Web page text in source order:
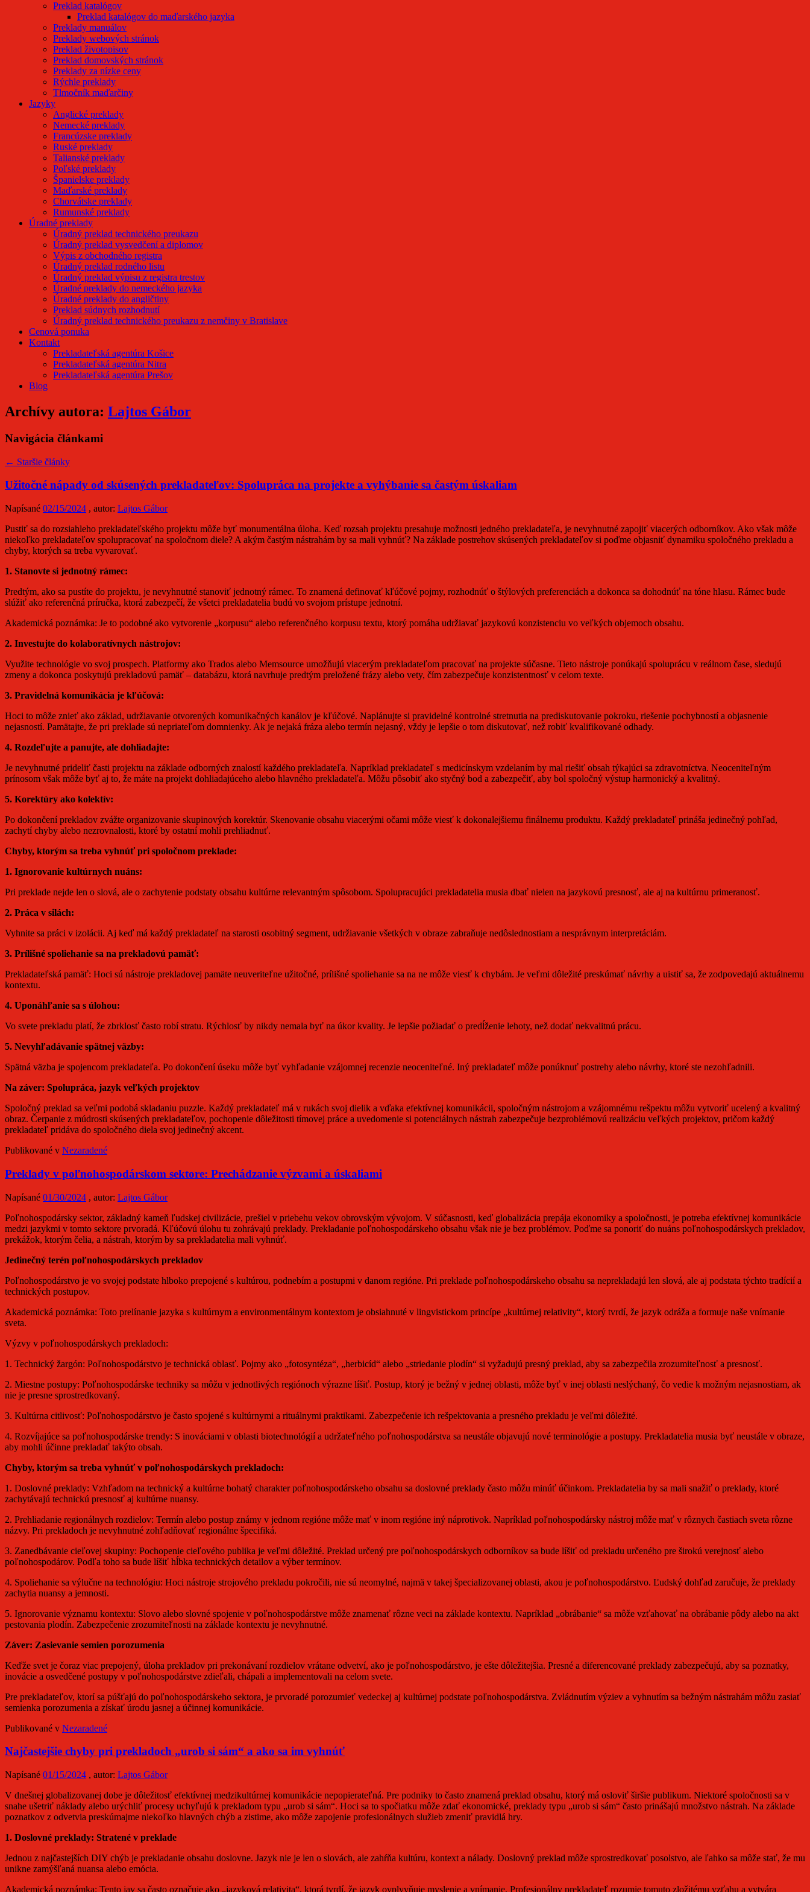
Preklad katalógov
Preklad katalógov do maďarského jazyka
Preklady manuálov
Preklady webových stránok
Preklad životopisov
Preklad domovských stránok
Preklady za nízke ceny
Rýchle preklady
Tlmočník maďarčiny
Jazyky
Anglické preklady
Nemecké preklady
Francúzske preklady
Ruské preklady
Talianské preklady
Poľské preklady
Španielske preklady
Maďarské preklady
Chorvátske preklady
Rumunské preklady
Úradné preklady
Úradný preklad technického preukazu
Úradný preklad vysvedčení a diplomov
Výpis z obchodného registra
Úradný preklad rodného listu
Úradný preklad výpisu z registra trestov
Úradné preklady do nemeckého jazyka
Úradné preklady do angličtiny
Preklad súdnych rozhodnutí
Úradný preklad technického preukazu z nemčiny v Bratislave
Cenová ponuka
Kontakt
Prekladateľská agentúra Košice
Prekladateľská agentúra Nitra
Prekladateľská agentúra Prešov
Blog
Archívy autora: Lajtos Gábor
Navigácia článkami
← Staršie články
Užitočné nápady od skúsených prekladateľov: Spolupráca na projekte a vyhýbanie sa častým úskaliam
Napísané 02/15/2024 , autor: Lajtos Gábor
Pustiť sa do rozsiahleho prekladateľského projektu môže byť monumentálna úloha. Keď rozsah projektu presahuje možnosti jedného prekladateľa, je nevyhnutné zapojiť viacerých odborníkov. Ako však môže
niekoľko prekladateľov spolupracovať na spoločnom diele? A akým častým nástrahám by sa mali vyhnúť? Na základe postrehov skúsených prekladateľov si poďme objasniť dynamiku spoločného prekladu a
chyby, ktorých sa treba vyvarovať.
1. Stanovte si jednotný rámec:
Predtým, ako sa pustíte do projektu, je nevyhnutné stanoviť jednotný rámec. To znamená definovať kľúčové pojmy, rozhodnúť o štýlových preferenciách a dokonca sa dohodnúť na tóne hlasu. Rámec bude
slúžiť ako referenčná príručka, ktorá zabezpečí, že všetci prekladatelia budú vo svojom prístupe jednotní.
Akademická poznámka: Je to podobné ako vytvorenie „korpusu“ alebo referenčného korpusu textu, ktorý pomáha udržiavať jazykovú konzistenciu vo veľkých objemoch obsahu.
2. Investujte do kolaboratívnych nástrojov:
Využite technológie vo svoj prospech. Platformy ako Trados alebo Memsource umožňujú viacerým prekladateľom pracovať na projekte súčasne. Tieto nástroje ponúkajú spoluprácu v reálnom čase, sledujú
zmeny a dokonca poskytujú prekladovú pamäť – databázu, ktorá navrhuje predtým preložené frázy alebo vety, čím zabezpečuje konzistentnosť v celom texte.
3. Pravidelná komunikácia je kľúčová:
Hoci to môže znieť ako základ, udržiavanie otvorených komunikačných kanálov je kľúčové. Naplánujte si pravidelné kontrolné stretnutia na prediskutovanie pokroku, riešenie pochybností a objasnenie
nejasností. Pamätajte, že pri preklade sú nepriateľom domnienky. Ak je nejaká fráza alebo termín nejasný, vždy je lepšie o tom diskutovať, než robiť kvalifikované odhady.
4. Rozdeľujte a panujte, ale dohliadajte:
Je nevyhnutné prideliť časti projektu na základe odborných znalostí každého prekladateľa. Napríklad prekladateľ s medicínskym vzdelaním by mal riešiť obsah týkajúci sa zdravotníctva. Neoceniteľným
prínosom však môže byť aj to, že máte na projekt dohliadajúceho alebo hlavného prekladateľa. Môžu pôsobiť ako styčný bod a zabezpečiť, aby bol spoločný výstup harmonický a kvalitný.
5. Korektúry ako kolektív:
Po dokončení prekladov zvážte organizovanie skupinových korektúr. Skenovanie obsahu viacerými očami môže viesť k dokonalejšiemu finálnemu produktu. Každý prekladateľ prináša jedinečný pohľad,
zachytí chyby alebo nezrovnalosti, ktoré by ostatní mohli prehliadnuť.
Chyby, ktorým sa treba vyhnúť pri spoločnom preklade:
1. Ignorovanie kultúrnych nuáns:
Pri preklade nejde len o slová, ale o zachytenie podstaty obsahu kultúrne relevantným spôsobom. Spolupracujúci prekladatelia musia dbať nielen na jazykovú presnosť, ale aj na kultúrnu primeranosť.
2. Práca v silách:
Vyhnite sa práci v izolácii. Aj keď má každý prekladateľ na starosti osobitný segment, udržiavanie všetkých v obraze zabraňuje nedôslednostiam a nesprávnym interpretáciám.
3. Prílišné spoliehanie sa na prekladovú pamäť:
Prekladateľská pamäť: Hoci sú nástroje prekladovej pamäte neuveriteľne užitočné, prílišné spoliehanie sa na ne môže viesť k chybám. Je veľmi dôležité preskúmať návrhy a uistiť sa, že zodpovedajú aktuálnemu
kontextu.
4. Uponáhľanie sa s úlohou:
Vo svete prekladu platí, že zbrklosť často robí stratu. Rýchlosť by nikdy nemala byť na úkor kvality. Je lepšie požiadať o predĺženie lehoty, než dodať nekvalitnú prácu.
5. Nevyhľadávanie spätnej väzby:
Spätná väzba je spojencom prekladateľa. Po dokončení úseku môže byť vyhľadanie vzájomnej recenzie neoceniteľné. Iný prekladateľ môže ponúknuť postrehy alebo návrhy, ktoré ste nezohľadnili.
Na záver: Spolupráca, jazyk veľkých projektov
Spoločný preklad sa veľmi podobá skladaniu puzzle. Každý prekladateľ má v rukách svoj dielik a vďaka efektívnej komunikácii, spoločným nástrojom a vzájomnému rešpektu môžu vytvoriť ucelený a kvalitný
obraz. Čerpanie z múdrosti skúsených prekladateľov, pochopenie dôležitosti tímovej práce a uvedomenie si potenciálnych nástrah zabezpečuje bezproblémovú realizáciu veľkých projektov, pričom každý
prekladateľ pridáva do spoločného diela svoj jedinečný akcent.
Publikované v Nezaradené
Preklady v poľnohospodárskom sektore: Prechádzanie výzvami a úskaliami
Napísané 01/30/2024 , autor: Lajtos Gábor
Poľnohospodársky sektor, základný kameň ľudskej civilizácie, prešiel v priebehu vekov obrovským vývojom. V súčasnosti, keď globalizácia prepája ekonomiky a spoločnosti, je potreba efektívnej komunikácie
medzi jazykmi v tomto sektore prvoradá. Kľúčovú úlohu tu zohrávajú preklady. Prekladanie poľnohospodárskeho obsahu však nie je bez problémov. Poďme sa ponoriť do nuáns poľnohospodárskych prekladov,
prekážok, ktorým čelia, a nástrah, ktorým by sa prekladatelia mali vyhnúť.
Jedinečný terén poľnohospodárskych prekladov
Poľnohospodárstvo je vo svojej podstate hlboko prepojené s kultúrou, podnebím a postupmi v danom regióne. Pri preklade poľnohospodárskeho obsahu sa neprekladajú len slová, ale aj podstata týchto tradícií a
technických postupov.
Akademická poznámka: Toto prelínanie jazyka s kultúrnym a environmentálnym kontextom je obsiahnuté v lingvistickom princípe „kultúrnej relativity“, ktorý tvrdí, že jazyk odráža a formuje naše vnímanie
sveta.
Výzvy v poľnohospodárskych prekladoch:
1. Technický žargón: Poľnohospodárstvo je technická oblasť. Pojmy ako „fotosyntéza“, „herbicíd“ alebo „striedanie plodín“ si vyžadujú presný preklad, aby sa zabezpečila zrozumiteľnosť a presnosť.
2. Miestne postupy: Poľnohospodárske techniky sa môžu v jednotlivých regiónoch výrazne líšiť. Postup, ktorý je bežný v jednej oblasti, môže byť v inej oblasti neslýchaný, čo vedie k možným nejasnostiam, ak
nie je presne sprostredkovaný.
3. Kultúrna citlivosť: Poľnohospodárstvo je často spojené s kultúrnymi a rituálnymi praktikami. Zabezpečenie ich rešpektovania a presného prekladu je veľmi dôležité.
4. Rozvíjajúce sa poľnohospodárske trendy: S inováciami v oblasti biotechnológií a udržateľného poľnohospodárstva sa neustále objavujú nové terminológie a postupy. Prekladatelia musia byť neustále v obraze,
aby mohli účinne prekladať takýto obsah.
Chyby, ktorým sa treba vyhnúť v poľnohospodárskych prekladoch:
1. Doslovné preklady: Vzhľadom na technický a kultúrne bohatý charakter poľnohospodárskeho obsahu sa doslovné preklady často môžu minúť účinkom. Prekladatelia by sa mali snažiť o preklady, ktoré
zachytávajú technickú presnosť aj kultúrne nuansy.
2. Prehliadanie regionálnych rozdielov: Termín alebo postup známy v jednom regióne môže mať v inom regióne iný náprotivok. Napríklad poľnohospodársky nástroj môže mať v rôznych častiach sveta rôzne
názvy. Pri prekladoch je nevyhnutné zohľadňovať regionálne špecifiká.
3. Zanedbávanie cieľovej skupiny: Pochopenie cieľového publika je veľmi dôležité. Preklad určený pre poľnohospodárskych odborníkov sa bude líšiť od prekladu určeného pre širokú verejnosť alebo
poľnohospodárov. Podľa toho sa bude líšiť hĺbka technických detailov a výber termínov.
4. Spoliehanie sa výlučne na technológiu: Hoci nástroje strojového prekladu pokročili, nie sú neomylné, najmä v takej špecializovanej oblasti, akou je poľnohospodárstvo. Ľudský dohľad zaručuje, že preklady
zachytia nuansy a jemnosti.
5. Ignorovanie významu kontextu: Slovo alebo slovné spojenie v poľnohospodárstve môže znamenať rôzne veci na základe kontextu. Napríklad „obrábanie“ sa môže vzťahovať na obrábanie pôdy alebo na akt
pestovania plodín. Zabezpečenie zrozumiteľnosti na základe kontextu je nevyhnutné.
Záver: Zasievanie semien porozumenia
Keďže svet je čoraz viac prepojený, úloha prekladov pri prekonávaní rozdielov vrátane odvetví, ako je poľnohospodárstvo, je ešte dôležitejšia. Presné a diferencované preklady zabezpečujú, aby sa poznatky,
inovácie a osvedčené postupy v poľnohospodárstve zdieľali, chápali a implementovali na celom svete.
Pre prekladateľov, ktorí sa púšťajú do poľnohospodárskeho sektora, je prvoradé porozumieť vedeckej aj kultúrnej podstate poľnohospodárstva. Zvládnutím výziev a vyhnutím sa bežným nástrahám môžu zasiať
semienka porozumenia a získať úrodu jasnej a účinnej komunikácie.
Publikované v Nezaradené
Najčastejšie chyby pri prekladoch „urob si sám“ a ako sa im vyhnúť
Napísané 01/15/2024 , autor: Lajtos Gábor
V dnešnej globalizovanej dobe je dôležitosť efektívnej medzikultúrnej komunikácie nepopierateľná. Pre podniky to často znamená preklad obsahu, ktorý má osloviť širšie publikum. Niektoré spoločnosti sa v
snahe ušetriť náklady alebo urýchliť procesy uchyľujú k prekladom typu „urob si sám“. Hoci sa to spočiatku môže zdať ekonomické, preklady typu „urob si sám“ často prinášajú množstvo nástrah. Na základe
poznatkov z odvetvia preskúmajme niekoľko hlavných chýb a zistime, ako môže zapojenie profesionálnych služieb zmeniť pravidlá hry.
1. Doslovné preklady: Stratené v preklade
Jednou z najčastejších DIY chýb je prekladanie obsahu doslovne. Jazyk nie je len o slovách, ale zahŕňa kultúru, kontext a nálady. Doslovný preklad môže sprostredkovať posolstvo, ale ľahko sa môže stať, že mu
unikne zamýšľaná nuansa alebo emócia.
Akademická poznámka: Tento jav sa často označuje ako „jazyková relativita“, ktorá tvrdí, že jazyk ovplyvňuje myslenie a vnímanie. Profesionálny prekladateľ rozumie tomuto zložitému vzťahu a vytvára